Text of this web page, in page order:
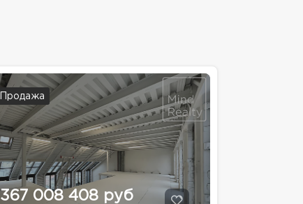
Продажа
367 008 408 руб